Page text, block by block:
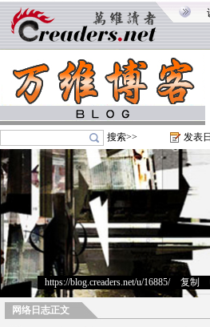
搜索>> 发表
https://blog.creaders.net/u/16885/> 复制
网络日志正文